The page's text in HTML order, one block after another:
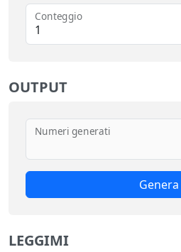
Conteggio
OUTPUT
Numeri generati
Genera
LEGGIMI